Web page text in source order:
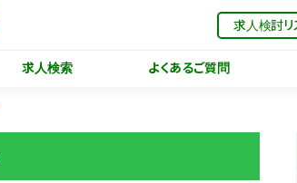
求人検索 よくあるご質問
求人検討リ